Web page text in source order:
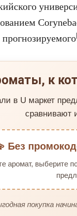
к
в U маркет
сравнивают
Без
аромат, выберите
покупка